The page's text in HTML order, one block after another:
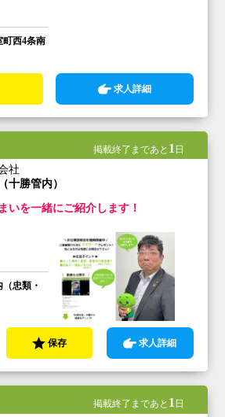
町西4条南
求人詳細
掲載終了まであと 1 日
社
十勝管内）
いを一緒にご紹介します！
忠類・
保存 求人詳細
掲載終了まであと 1 日